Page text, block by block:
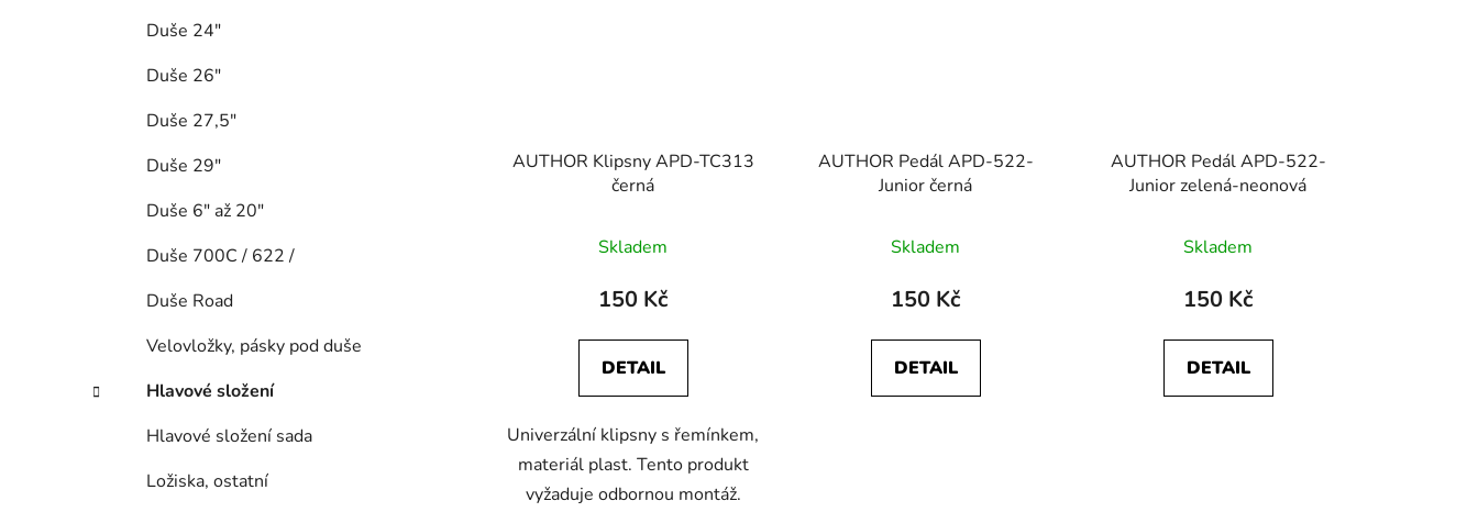
Duše 24"
Duše 26"
Duše 27,5"
Duše 29"
Duše 6" až 20"
Duše 700C / 622 /
Duše Road
Velovložky, pásky pod duše
Hlavové složení
Hlavové složení sada
Ložiska, ostatní
AUTHOR Klipsny APD-TC313
černá
Skladem
150 Kč
DETAIL
Univerzální klipsny s řemínkem,
materiál plast. Tento produkt
vyžaduje odbornou montáž.
AUTHOR Pedál APD-522-
Junior černá
Skladem
150 Kč
DETAIL
AUTHOR Pedál APD-522-
Junior zelená-neonová
Skladem
150 Kč
DETAIL